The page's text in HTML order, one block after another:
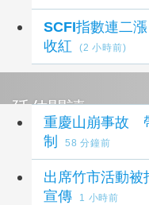
SCFI指數連二
收紅
(2 小時前)
延伸閱讀
重慶山崩事故
制
58 分鐘前
出席竹市活動
宣傳
1 小時前